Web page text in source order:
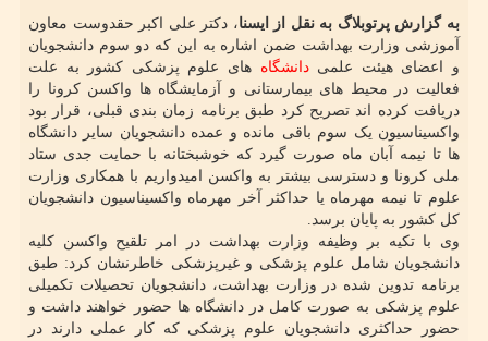
به گزارش پرتوبلاگ به نقل از ایسنا، دکتر علی اکبر حقدوست معاون
آموزشی وزارت بهداشت ضمن اشاره به این که دو سوم دانشجویان
و اعضای هیئت علمیدانشگاه های علوم پزشکی کشور به علت
فعالیت در محیط های بیمارستانی و آزمایشگاه ها واکسن کرونا را
دریافت کرده اند تصریح کرد طبق برنامه زمان بندی قبلی، قرار بود
واکسیناسیون یک سوم باقی مانده و عمده دانشجویان سایر دانشگاه
ها تا نیمه آبان ماه صورت گیرد که خوشبختانه با حمایت جدی ستاد
ملی کرونا و دسترسی بیشتر به واکسن امیدواریم با همکاری وزارت
علوم تا نیمه مهرماه یا حداکثر آخر مهرماه واکسیناسیون دانشجویان
کل کشور به پایان برسد.
وی با تکیه بر وظیفه وزارت بهداشت در امر تلقیح واکسن کلیه
دانشجویان شامل علوم پزشکی و غیرپزشکی خاطرنشان کرد: طبق
برنامه تدوین شده در وزارت بهداشت، دانشجویان تحصیلات تکمیلی
علوم پزشکی به صورت کامل در دانشگاه ها حضور خواهند داشت و
حضور حداکثری دانشجویان علوم پزشکی که کار عملی دارند در